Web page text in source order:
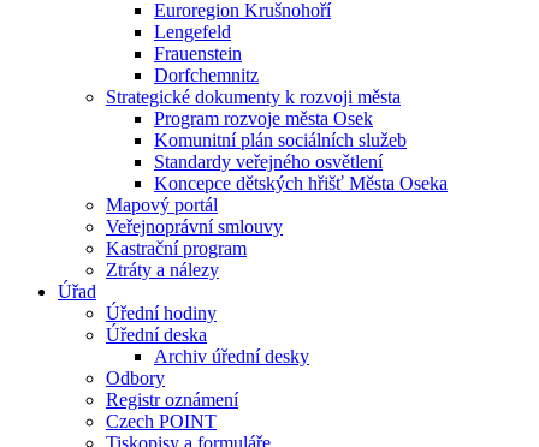
Euroregion Krušnohoří
Lengefeld
Frauenstein
Dorfchemnitz
Strategické dokumenty k rozvoji města
Program rozvoje města Osek
Komunitní plán sociálních služeb
Standardy veřejného osvětlení
Koncepce dětských hřišť Města Oseka
Mapový portál
Veřejnoprávní smlouvy
Kastrační program
Ztráty a nálezy
Úřad
Úřední hodiny
Úřední deska
Archiv úřední desky
Odbory
Registr oznámení
Czech POINT
Tiskopisy a formuláře